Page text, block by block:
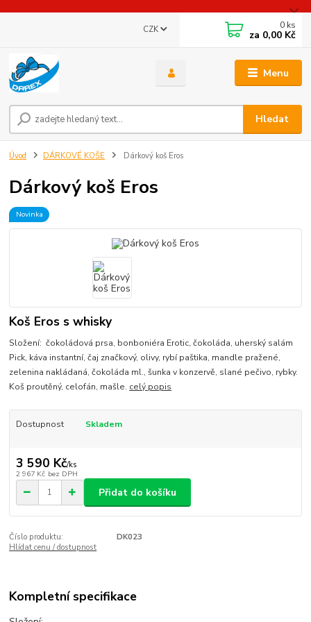
Menu
CZK
Hledat
0 ks
za 0,00 Kč
Úvod DÁRKOVÉ KOŠE Dárkový koš Eros
Dárkový koš Eros
Novinka
Koš Eros s whisky
Složení: čokoládová prsa, bonboniéra Erotic, čokoláda, uherský salám
Pick, káva instantní, čaj značkový, olivy, rybí paštika, mandle pražené,
zelenina nakládaná, čokoláda ml., šunka v konzervě, slané pečivo, rybky.
Koš proutěný, celofán, mašle. celý popis
Dostupnost Skladem
3 590 Kč/ks
2 967 Kč bez DPH
Přidat do košíku
Číslo produktu:
DK023
Hlídat cenu / dostupnost
Kompletní specifikace